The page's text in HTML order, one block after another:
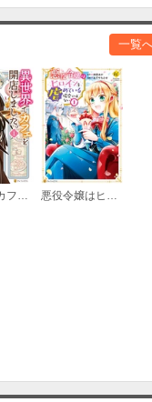
一覧
異世界でカフェを開店しました。 悪役令嬢はヒロインを虐めている場合ではない